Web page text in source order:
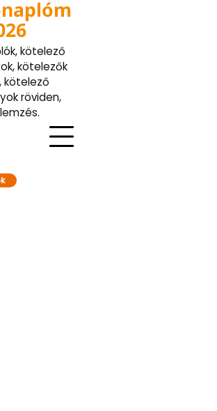
kötelező
kötelezők
kötelező
röviden,